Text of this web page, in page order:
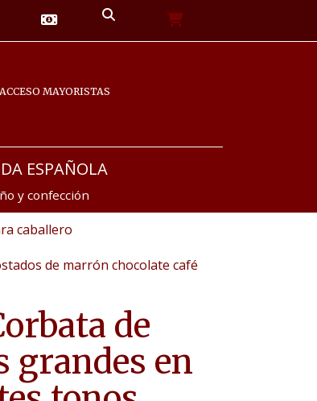
ACCESO MAYORISTAS
ESPAÑOLA
y confección
caballero
de marrón chocolate café
de
grandes en